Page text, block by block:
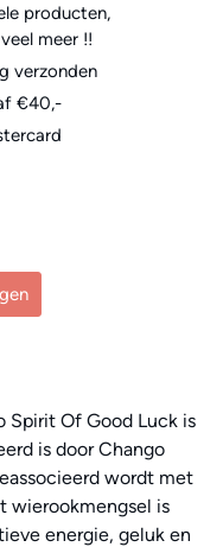
producten,
meer !!
verzonden
€40,-
Spirit Of Good Luck is
is door Chango
wordt met
wierookmengsel is
energie, geluk en